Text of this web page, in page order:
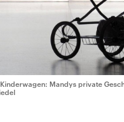
Mandys private